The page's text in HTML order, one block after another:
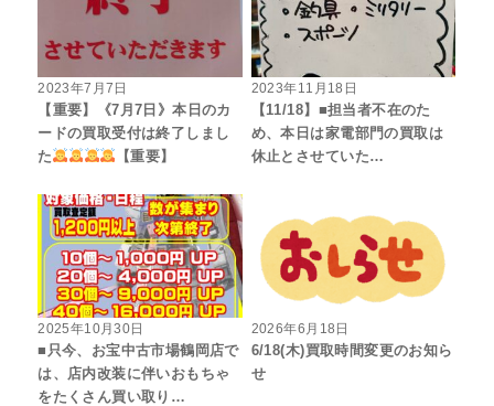
2023年7月7日
【重要】《7月7日》本日のカ
ードの買取受付は終了しまし
た
【重要】
2023年11月18日
【11/18】■担当者不在のた
め、本日は家電部門の買取は
休止とさせていた…
2025年10月30日
■只今、お宝中古市場鶴岡店で
は、店内改装に伴いおもちゃ
をたくさん買い取り…
2026年6月18日
6/18(木)買取時間変更のお知ら
せ